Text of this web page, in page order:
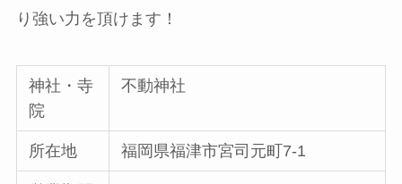
り強い力を頂けます！
神社・寺
院
不動神社
所在地 福岡県福津市宮司元町7-1